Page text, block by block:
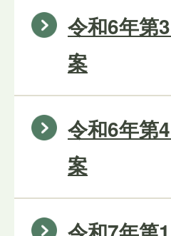
令和6年第
案
令和6年第
案